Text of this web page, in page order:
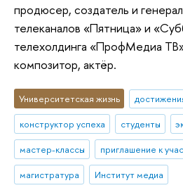
продюсер, создатель и
телеканалов «Пятница» и
телехолдинга «ПрофМедиа
композитор, актёр.
Университетская жизнь
конструктор успеха
студенты
мастер-классы
приглашение к
магистратура
Институт медиа